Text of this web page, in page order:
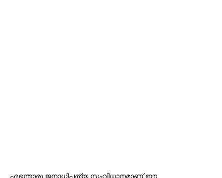
എന്തൊരു ജനാധിപത്യ സംവിധാനമാണ് ഈ